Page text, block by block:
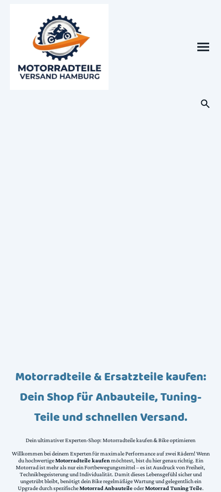
Motorradteile & Ersatzteile kaufen:
Dein Shop für Anbauteile, Tuning-
Teile und schnellen Versand.
Dein ultimativer Experten-Shop: Motorradteile kaufen & Bike optimieren
Willkommen bei deinem Experten für maximale Performance auf zwei Rädern! Wenn
du hochwertigeMotorradteile kaufen möchtest, bist du hier genau richtig. Ein
Motorrad ist mehr als nur ein Fortbewegungsmittel – es ist Ausdruck von Freiheit,
Technikbegeisterung und Individualität. Damit dieses Lebensgefühl sicher und
ungetrübt bleibt, benötigt dein Bike regelmäßige Wartung und gelegentlich ein
Upgrade durch spezifischeMotorrad AnbauteileoderMotorrad Tuning Teile.